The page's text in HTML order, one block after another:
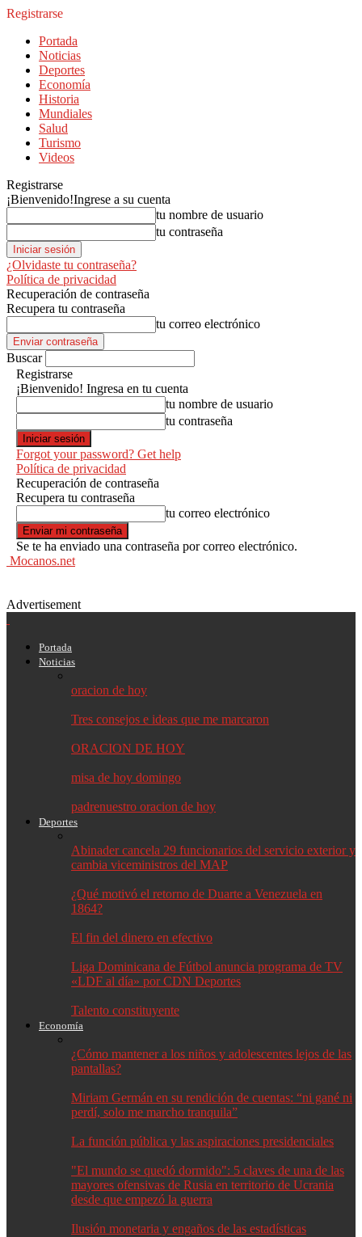
Registrarse
Portada
Noticias
Deportes
Economía
Historia
Mundiales
Salud
Turismo
Videos
Registrarse
¡Bienvenido!Ingrese a su cuenta
tu nombre de usuario
tu contraseña
¿Olvidaste tu contraseña?
Política de privacidad
Recuperación de contraseña
Recupera tu contraseña
tu correo electrónico
Buscar
Registrarse
¡Bienvenido! Ingresa en tu cuenta
tu nombre de usuario
tu contraseña
Forgot your password? Get help
Política de privacidad
Recuperación de contraseña
Recupera tu contraseña
tu correo electrónico
Se te ha enviado una contraseña por correo electrónico.
Mocanos.net
Advertisement
Portada
Noticias
oracion de hoy
Tres consejos e ideas que me marcaron
ORACION DE HOY
misa de hoy domingo
padrenuestro oracion de hoy
Deportes
Abinader cancela 29 funcionarios del servicio exterior y
cambia viceministros del MAP
¿Qué motivó el retorno de Duarte a Venezuela en
1864?
El fin del dinero en efectivo
Liga Dominicana de Fútbol anuncia programa de TV
«LDF al día» por CDN Deportes
Talento constituyente
Economía
¿Cómo mantener a los niños y adolescentes lejos de las
pantallas?
Miriam Germán en su rendición de cuentas: “ni gané ni
perdí, solo me marcho tranquila”
La función pública y las aspiraciones presidenciales
"El mundo se quedó dormido": 5 claves de una de las
mayores ofensivas de Rusia en territorio de Ucrania
desde que empezó la guerra
Ilusión monetaria y engaños de las estadísticas